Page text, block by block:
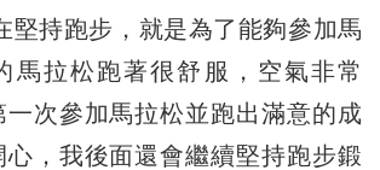
持跑步，就是為了能夠參加馬
馬拉松跑著很舒服，空氣非常
次參加馬拉松並跑出滿意的成
，我後面還會繼續堅持跑步鍛